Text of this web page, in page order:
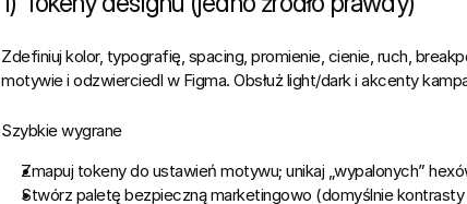
Zdefiniuj kolor, typografię, spacing, promienie, cienie, ruch,
motywie i odzwierciedl w Figma. Obsłuż light/dark i akcenty
Szybkie wygrane
Zmapuj tokeny do ustawień motywu; unikaj „wypalonych”
Stwórz paletę bezpieczną marketingowo (domyślnie kontrasty